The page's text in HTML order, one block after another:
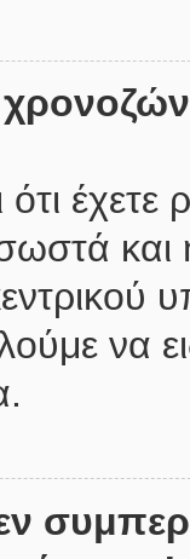
ότι
και
να